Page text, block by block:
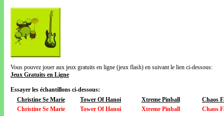
Vous pouvez jouer aux jeux gratuits en ligne (jeux flash) en suivant le lien ci-dessous:
Jeux Gratuits en Ligne
Essayer les échantillons ci-dessous:
Christine Se Marie
Tower Of Hanoi Xtreme Pinball
Chaos
Christine Se Marie
Tower Of Hanoi Xtreme Pinball Chaos